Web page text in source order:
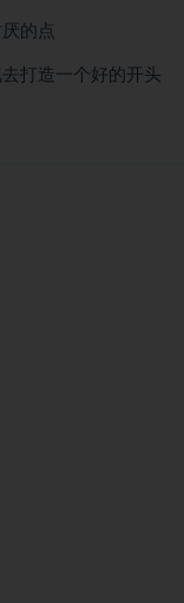
的点
打造一个好的开头